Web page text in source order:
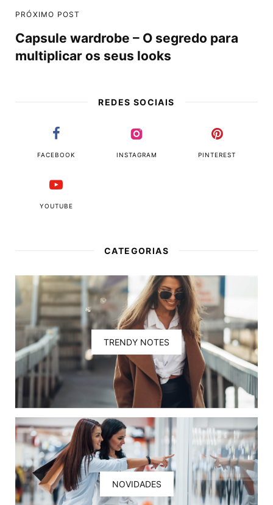
PRÓXIMO POST
Capsule wardrobe – O segredo para
multiplicar os seus looks
REDES SOCIAIS
FACEBOOK INSTAGRAM PINTEREST
YOUTUBE
CATEGORIAS
TRENDY NOTES
NOVIDADES